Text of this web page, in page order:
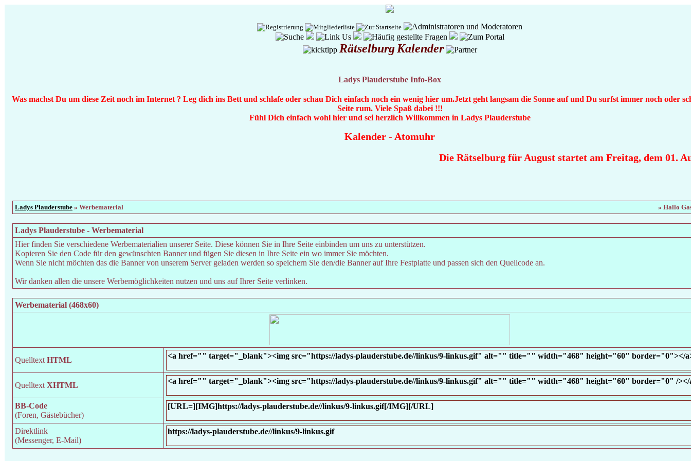
Rätselburg Kalender
Ladys Plauderstube Info-Box
Was machst Du um diese Zeit noch im Internet ? Leg dich ins Bett und schlafe oder schau Dich einfach noch ein wenig hier um.Jetzt geht langsam die Sonne auf und Du surfst immer noch oder
Seite rum. Viele Spaß dabei !!!
Fühl Dich einfach wohl hier und sei herzlich Willkommen in Ladys Plauderstube
Kalender - Atomuhr
Die Rätselburg für August startet am Freitag, dem 01.
Ladys Plauderstube » Werbematerial » Hallo
Ladys Plauderstube - Werbematerial
Hier finden Sie verschiedene Werbematerialien unserer Seite. Diese können Sie in Ihre Seite einbinden um uns zu unterstützen.
Kopieren Sie den Code für den gewünschten Banner und fügen Sie diesen in Ihre Seite ein wo immer Sie möchten.
Wenn Sie nicht möchten das die Banner von unserem Server geladen werden so speichern Sie den/die Banner auf Ihre Festplatte und passen sich den Quellcode an.
Wir danken allen die unsere Werbemöglichkeiten nutzen und uns auf Ihrer Seite verlinken.
Werbematerial (468x60)
Quelltext HTML
Quelltext XHTML
BB-Code
(Foren, Gästebücher)
Direktlink
(Messenger, E-Mail)